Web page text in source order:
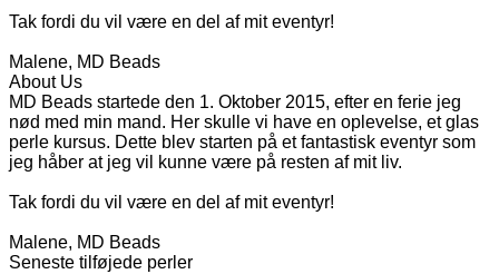
Tak fordi du vil være en del af mit eventyr!
Malene, MD Beads
About Us
MD Beads startede den 1. Oktober 2015, efter en ferie jeg
nød med min mand. Her skulle vi have en oplevelse, et glas
perle kursus. Dette blev starten på et fantastisk eventyr som
jeg håber at jeg vil kunne være på resten af mit liv.
Tak fordi du vil være en del af mit eventyr!
Malene, MD Beads
Seneste tilføjede perler